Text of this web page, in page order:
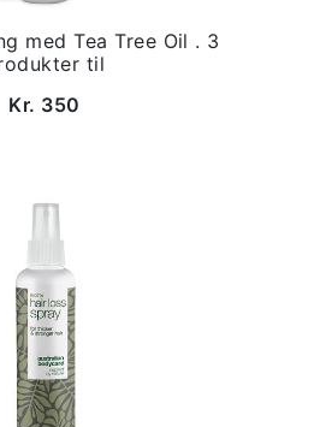
med Tea Tree Oil . 3
til
Kr. 350